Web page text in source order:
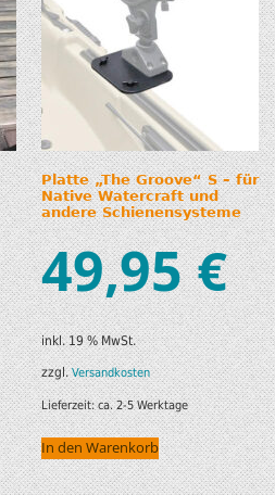
Platte „The Groove“ S – für
Native Watercraft und
andere Schienensysteme
49,95€
inkl. 19 % MwSt.
zzgl.Versandkosten
Lieferzeit:ca. 2-5 Werktage
In den Warenkorb